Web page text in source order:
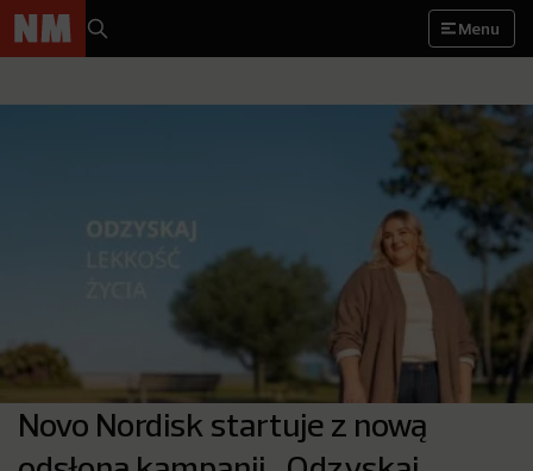
Menu
Novo Nordisk startuje z nową